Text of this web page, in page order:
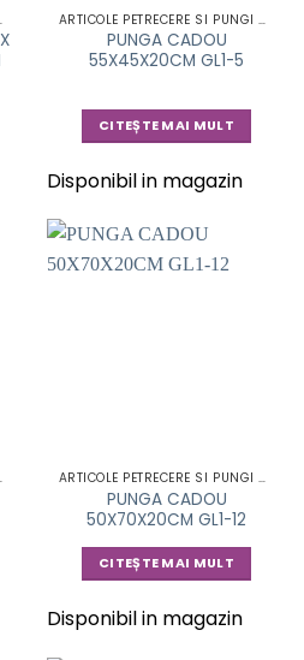
CADOU ARTICOLE PETRECERE SI PUNGI CADOU
PUNGA CADOU
55X45X20CM GL1-5
CITEȘTE MAI MULT
Disponibil in magazin
CADOU ARTICOLE PETRECERE SI PUNGI CADOU
PUNGA CADOU
50X70X20CM GL1-12
CITEȘTE MAI MULT
Disponibil in magazin